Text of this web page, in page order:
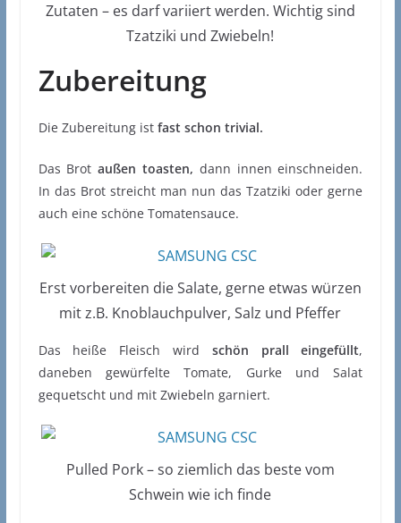
Zutaten – es darf variiert werden. Wichtig sind
Tzatziki und Zwiebeln!
Zubereitung
Die Zubereitung ist fast schon trivial.
Das Brotaußen toasten, dann innen einschneiden.
In das Brot streicht man nun das Tzatziki oder gerne
auch eine schöne Tomatensauce.
Erst vorbereiten die Salate, gerne etwas würzen
mit z.B. Knoblauchpulver, Salz und Pfeffer
Das heiße Fleisch wird schön prall eingefüllt,
daneben gewürfelte Tomate, Gurke und Salat
gequetscht und mit Zwiebeln garniert.
Pulled Pork – so ziemlich das beste vom
Schwein wie ich finde